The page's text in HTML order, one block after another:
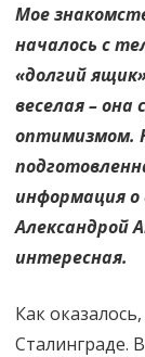
Мое
началось с
«долгий
веселая – она
оптимизмом.
информация о
Александрой
интересная.
Как
Сталинграде.